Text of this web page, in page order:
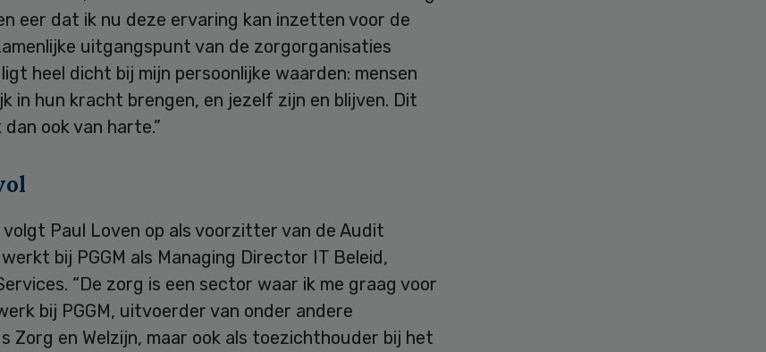
eer dat ik nu deze ervaring kan inzetten voor de
uitgangspunt van de zorgorganisaties
heel dicht bij mijn persoonlijke waarden: mensen
in hun kracht brengen, en jezelf zijn en blijven. Dit
ook van harte.”
volgt Paul Loven op als voorzitter van de Audit
bij PGGM als Managing Director IT Beleid,
“De zorg is een sector waar ik me graag voor
bij PGGM, uitvoerder van onder andere
Zorg en Welzijn, maar ook als toezichthouder bij het